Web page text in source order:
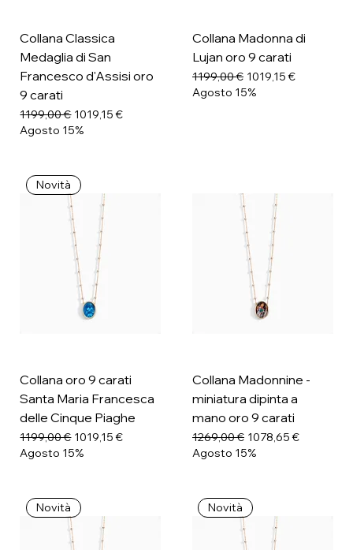
Collana Classica
Medaglia di San
Francesco d'Assisi oro
9 carati
Prezzo regolare
1199,00 € Prezzo scontato
1019,15 €
Agosto 15%
Collana Madonna di
Lujan oro 9 carati
Prezzo regolare
1199,00 € Prezzo scontato
1019,15 €
Agosto 15%
Novità
Collana oro 9 carati
Santa Maria Francesca
delle Cinque Piaghe
Prezzo regolare
1199,00 € Prezzo scontato
1019,15 €
Agosto 15%
Collana Madonnine -
miniatura dipinta a
mano oro 9 carati
Prezzo regolare
1269,00 € Prezzo scontato
1078,65 €
Agosto 15%
Novità Novità